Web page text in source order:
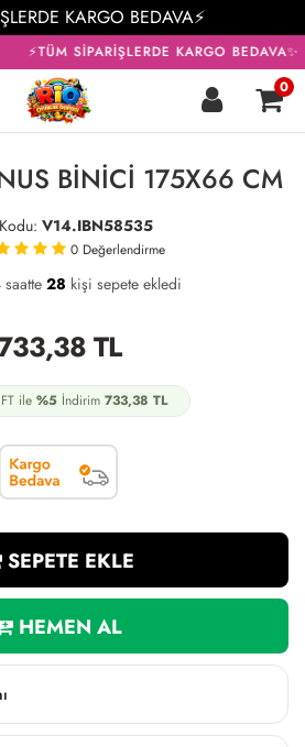
KARGO BEDAVA⚡
⚡TÜM SİPARİŞLERDE KARGO BEDAVA✨
0
BİNİCİ 175X66 CM
V14.IBN58535
0 Değerlendirme
22 28 kişi sepete ekledi
9
TL
ile %5 İndirim 733,38 TL
SEPETE EKLE
HEMEN AL